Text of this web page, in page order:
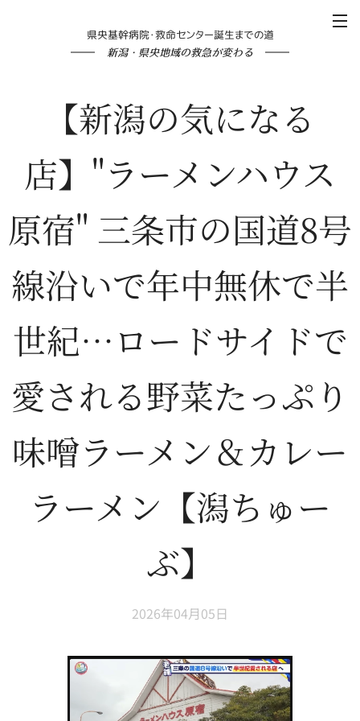
県央基幹病院・救命センター誕生までの道
新潟・県央地域の救急が変わる
【新潟の気になる
店】"ラーメンハウス
原宿" 三条市の国道8号
線沿いで年中無休で半
世紀…ロードサイドで
愛される野菜たっぷり
味噌ラーメン＆カレー
ラーメン【潟ちゅー
ぶ】
2026年04月05日